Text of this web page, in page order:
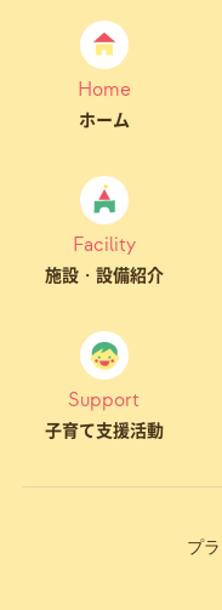
Home
ホーム
Facility
施設・設備紹介
Support
子育て支援活動
プ